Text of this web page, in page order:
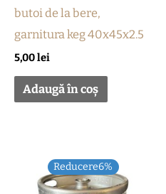
butoi de la bere,
garnitura keg 40x45x2.5
5,00lei
Adaugă în coș
Reducere6%
Prețul
inițial
Prețul
curent